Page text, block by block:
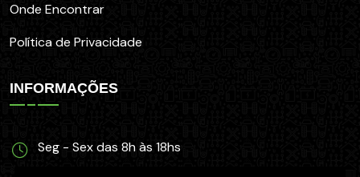
Onde Encontrar
Política de Privacidade
INFORMAÇÕES
Seg - Sex das 8h às 18hs